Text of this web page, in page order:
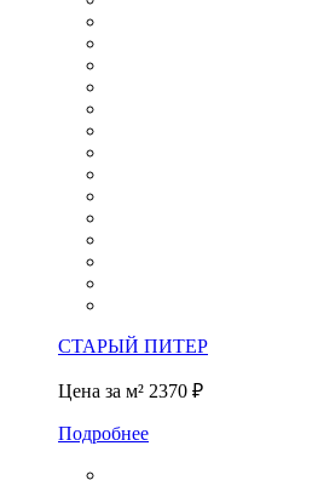
СТАРЫЙ ПИТЕР
Цена за м² 2370 ₽
Подробнее